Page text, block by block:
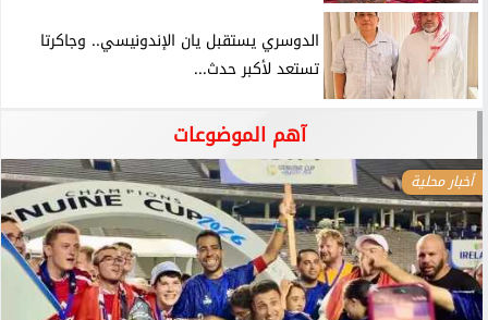
الدوسري يستقبل يان الإندونيسي.. وجاكرتا
تستعد لأكبر حدث...
آهم الموضوعات
أخبار محلية